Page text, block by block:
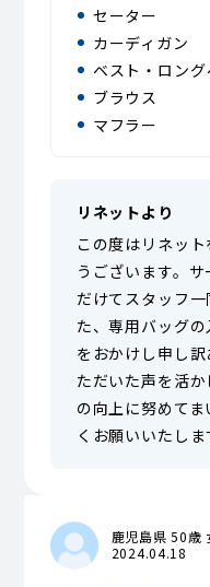
セーター
カーディガン
ベスト・ロング
ブラウス
マフラー
リネットより
この度はリネッ
うございます。
だけてスタッフ
た、専用バッグ
をおかけし申し
ただいた声を活
の向上に努めて
くお願いいたしま
鹿児島県 50歳
2024.04.18